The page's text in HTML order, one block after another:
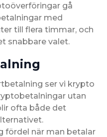
gå
med
till flera timmar, och
snabbare valet.
ser vi krypto
utan
ofta både det
fördel när man betalar